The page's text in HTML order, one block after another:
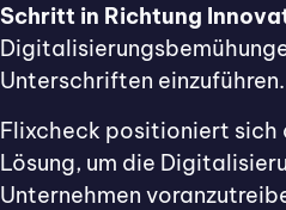
Schritt in Richtung
Unterschriften einzuführen.
Flixcheck positioniert sich
Lösung, um die
Unternehmen